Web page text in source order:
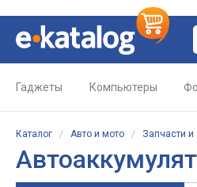
Гаджеты Компьютеры
Каталог / Авто и мото / Запчасти и